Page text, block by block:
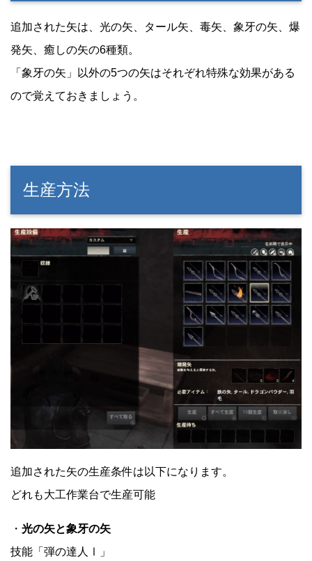
追加された矢は、光の矢、タール矢、毒矢、象牙の矢、爆
発矢、癒しの矢の6種類。
「象牙の矢」以外の5つの矢はそれぞれ特殊な効果がある
ので覚えておきましょう。
生産方法
追加された矢の生産条件は以下になります。
どれも大工作業台で生産可能
・ 光の矢と象牙の矢
技能「弾の達人Ⅰ」